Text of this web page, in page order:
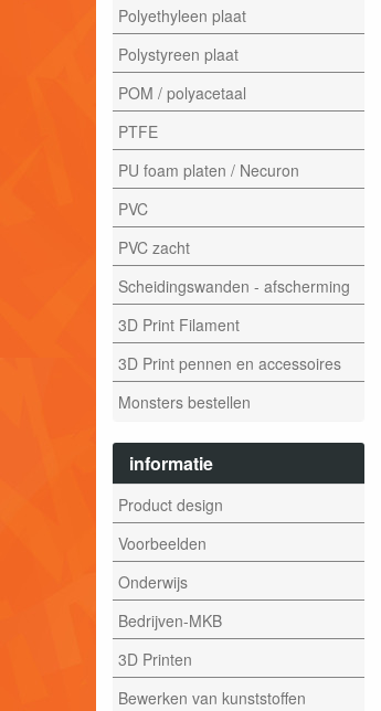
Polyethyleen plaat
Polystyreen plaat
POM / polyacetaal
PTFE
PU foam platen / Necuron
PVC
PVC zacht
Scheidingswanden - afscherming
3D Print Filament
3D Print pennen en accessoires
Monsters bestellen
informatie
Product design
Voorbeelden
Onderwijs
Bedrijven-MKB
3D Printen
Bewerken van kunststoffen